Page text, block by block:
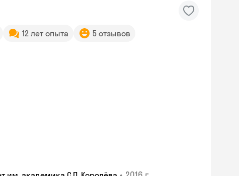
12 лет опыта 5 отзывов